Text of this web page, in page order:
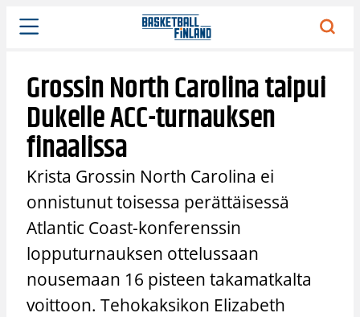
Siirry
sisältöön
Grossin North Carolina taipui
Dukelle ACC-turnauksen
finaalissa
Krista Grossin North Carolina ei
onnistunut toisessa perättäisessä
Atlantic Coast-konferenssin
lopputurnauksen ottelussaan
nousemaan 16 pisteen takamatkalta
voittoon. Tehokaksikon Elizabeth